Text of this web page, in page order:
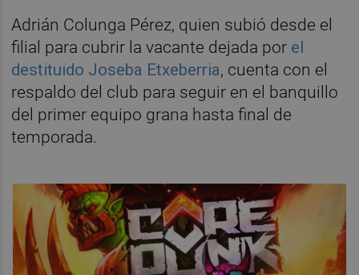
Adrián Colunga Pérez, quien subió desde el
filial para cubrir la vacante dejada por el
destituido Joseba Etxeberria, cuenta con el
respaldo del club para seguir en el banquillo
del primer equipo grana hasta final de
temporada.